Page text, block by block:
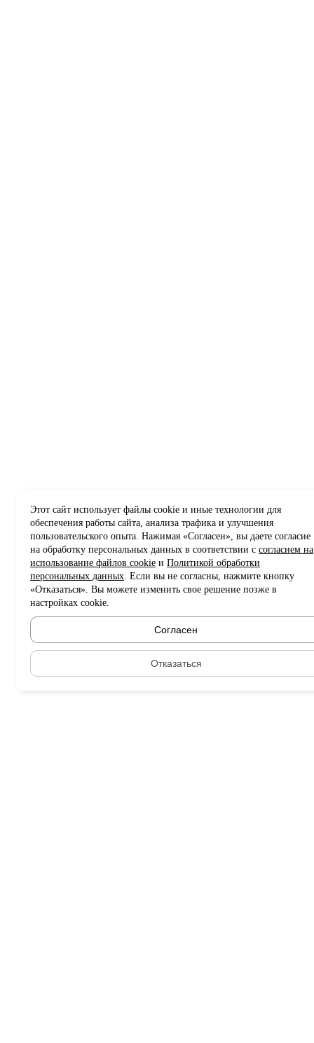
Этот сайт использует файлы cookie и иные технологии для
обеспечения работы сайта, анализа трафика и улучшения
пользовательского опыта. Нажимая «Согласен», вы даете согласие
на обработку персональных данных в соответствии ссогласием на
использование файлов cookie иПолитикой обработки
персональных данных. Если вы не согласны, нажмите кнопку
«Отказаться». Вы можете изменить свое решение позже в
настройках cookie.
Согласен
Отказаться